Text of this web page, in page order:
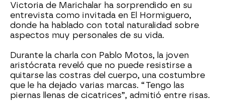
Victoria de Marichalar ha sorprendido en su
entrevista como invitada en El Hormiguero,
donde ha hablado con total naturalidad sobre
aspectos muy personales de su vida.
Durante la charla con Pablo Motos, la joven
aristócrata reveló que no puede resistirse a
quitarse las costras del cuerpo, una costumbre
que le ha dejado varias marcas. “Tengo las
piernas llenas de cicatrices”, admitió entre risas.